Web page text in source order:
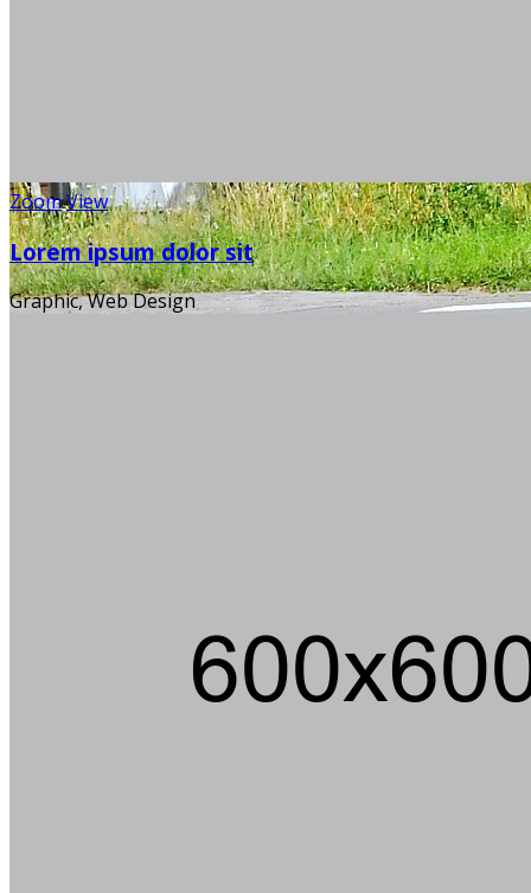
ZoomView
Lorem ipsum dolor sit
Graphic, Web Design